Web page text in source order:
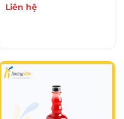
Liên hệ